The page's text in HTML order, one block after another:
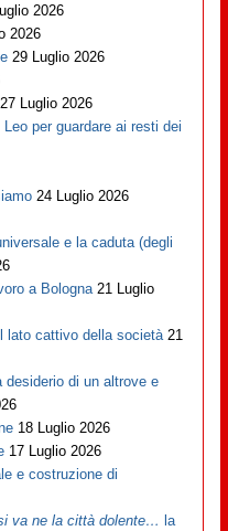
2026
2026
29 Luglio 2026
27 Luglio 2026
per guardare ai resti dei
24 Luglio 2026
e la caduta (degli
a Bologna 21 Luglio
lato cattivo della società 21
desiderio di un altrove e
18 Luglio 2026
17 Luglio 2026
e costruzione di
va ne la città dolente… la